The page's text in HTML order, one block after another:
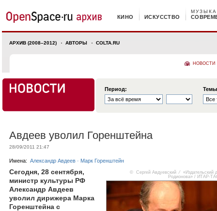
КИНО ИСКУССТВО
МУЗЫКА
АРХИВ (2008–2012) АВТОРЫ COLTA.RU
НОВОСТИ
Период:
Авдеев уволил Горенштейна
28/09/2011 21:47
Имена: Александр Авдеев · Марк Горенштейн
© Сергей Авдуевский ⁄ «Издательский
Родионова» / ИТАР-
Сегодня, 28 сентября,
министр культуры РФ
Александр Авдеев
уволил дирижера Марка
Горенштейна с